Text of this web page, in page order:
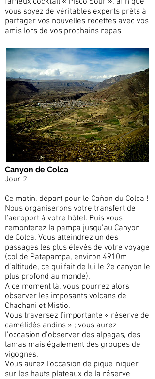
vous soyez de véritables experts prêts à
partager vos nouvelles recettes avec vos
amis lors de vos prochains repas !
Canyon de Colca
Jour 2
Ce matin, départ pour le Cañon du Colca !
Nous organiserons votre transfert de
l'aéroport à votre hôtel. Puis vous
remonterez la pampa jusqu’au Canyon
de Colca. Vous atteindrez un des
passages les plus élevés de votre voyage
(col de Patapampa, environ 4910m
d’altitude, ce qui fait de lui le 2e canyon le
plus profond au monde).
A ce moment là, vous pourrez alors
observer les imposants volcans de
Chachani et Mistio.
Vous traversez l’importante « réserve de
camélidés andins » ; vous aurez
l’occasion d’observer des alpagas, des
lamas mais également des groupes de
vigognes.
Vous aurez l'occasion de pique-niquer
sur les hauts plateaux de la réserve